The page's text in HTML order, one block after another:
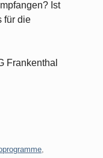
Ist
für die
Frankenthal